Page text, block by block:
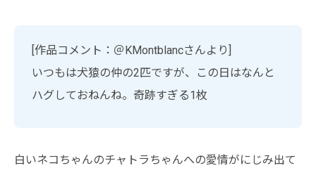
[作品コメント：＠KMontblancさんより]
いつもは犬猿の仲の2匹ですが、この日はなんと
ハグしておねんね。奇跡すぎる1枚
白いネコちゃんのチャトラちゃんへの愛情がにじみ出て